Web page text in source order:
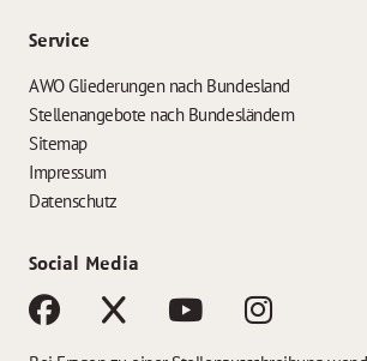
Service
AWO Gliederungen nach Bundesland
Stellenangebote nach Bundesländern
Sitemap
Impressum
Datenschutz
Social Media